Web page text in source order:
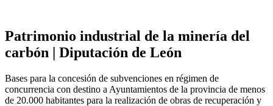
Patrimonio industrial de la minería del
carbón | Diputación de León
Bases para la concesión de subvenciones en régimen de
concurrencia con destino a Ayuntamientos de la provincia de menos
de 20.000 habitantes para la realización de obras de recuperación y